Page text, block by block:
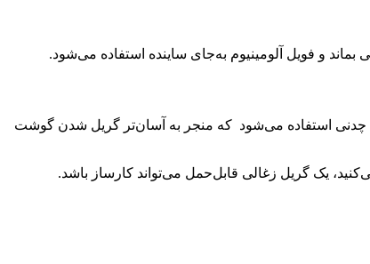
و فویل آلومینیوم به‌جای ساینده استفاده می‌شود.
چدنی استفاده می‌شود که منجر به آسان‌تر گریل شدن گوشت
یک گریل زغالی قابل‌حمل می‌تواند کارساز باشد.